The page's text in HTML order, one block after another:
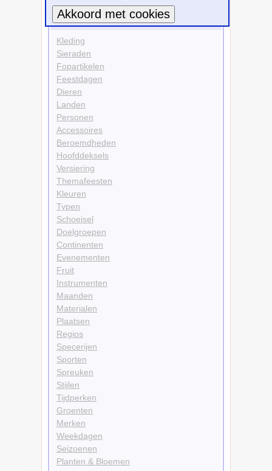
Carnavalsartikelen
Kleding
Sieraden
Fopartikelen
Feestdagen
Dieren
Landen
Personen
Accessoires
Beroemdheden
Hoofddeksels
Versiering
Themafeesten
Kleuren
Typen
Schoeisel
Doelgroepen
Continenten
Evenementen
Fruit
Instrumenten
Maanden
Materialen
Plaatsen
Regios
Specerijen
Sporten
Spreuken
Stijlen
Tijdperken
Groenten
Merken
Weekdagen
Seizoenen
Planten & Bloemen